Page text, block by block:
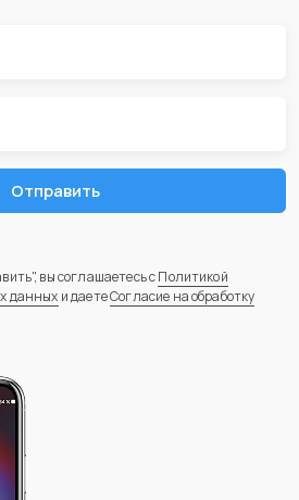
Отправить
вы соглашаетесь сПолитикой
данных и даетеСогласие на обработку